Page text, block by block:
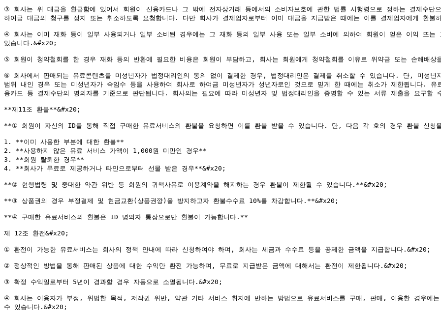
③ 회사는 위 대금을 환급함에 있어서 회원이 신용카드나 그 밖에 전자상거래 등에서의 소비자보호에 관한 법률 시행령으로 정하는 결제수단
하여금 대금의 청구를 정지 또는 취소하도록 요청합니다. 다만 회사가 결제업자로부터 이미 대금을 지급받은 때에는 이를 결제업자에게 환불
④ 회사는 이미 재화 등이 일부 사용되거나 일부 소비된 경우에는 그 재화 등의 일부 사용 또는 일부 소비에 의하여 회원이 얻은 이익 또는
있습니다.&#x20;
⑤ 회원이 청약철회를 한 경우 재화 등의 반환에 필요한 비용은 회원이 부담하고, 회사는 회원에게 청약철회를 이유로 위약금 또는 손해배
⑥ 회사에서 판매되는 유료콘텐츠를 미성년자가 법정대리인의 동의 없이 결제한 경우, 법정대리인은 결제를 취소할 수 있습니다. 단, 미성년
범위 내인 경우 또는 미성년자가 속임수 등을 사용하여 회사로 하여금 미성년자가 성년자로인 것으로 믿게 한 때에는 취소가 제한됩니다. 유
용카드 등 결제수단의 명의자를 기준으로 판단됩니다. 회사의는 필요에 따라 미성년자 및 법정대리인을 증명할 수 있는 서류 제출을 요구할
**제11조 환불**&#x20;
**① 회원이 자신의 ID를 통해 직접 구매한 유료서비스의 환불을 요청하면 이를 환불 받을 수 있습니다. 단, 다음 각 호의 경우 환불 신청
1. **이미 사용한 부분에 대한 환불**
2. **사용하지 않은 유료 서비스 가액이 1,000원 미만인 경우**
3. **회원 탈퇴한 경우**
4. **회사가 무료로 제공하거나 타인으로부터 선물 받은 경우**&#x20;
**② 현행법령 및 중대한 약관 위반 등 회원의 귀책사유로 이용계약을 해지하는 경우 환불이 제한될 수 있습니다.**&#x20;
**③ 상품권의 경우 부정결제 및 현금교환(상품권깡)을 방지하고자 환불수수료 10%를 차감합니다.**&#x20;
**④ 구매한 유료서비스의 환불은 ID 명의자 통장으로만 환불이 가능합니다.**
제 12조 환전&#x20;
① 환전이 가능한 유료서비스는 회사의 정책 안내에 따라 신청하여야 하며, 회사는 세금과 수수료 등을 공제한 금액을 지급합니다.&#x20;
② 정상적인 방법을 통해 판매된 상품에 대한 수익만 환전 가능하며, 무료로 지급받은 금액에 대해서는 환전이 제한됩니다.&#x20;
③ 확정 수익일로부터 5년이 경과할 경우 자동으로 소멸됩니다.&#x20;
④ 회사는 이용자가 부정, 위법한 목적, 저작권 위반, 약관 기타 서비스 취지에 반하는 방법으로 유료서비스를 구매, 판매, 이용한 경우에
수 있습니다.&#x20;